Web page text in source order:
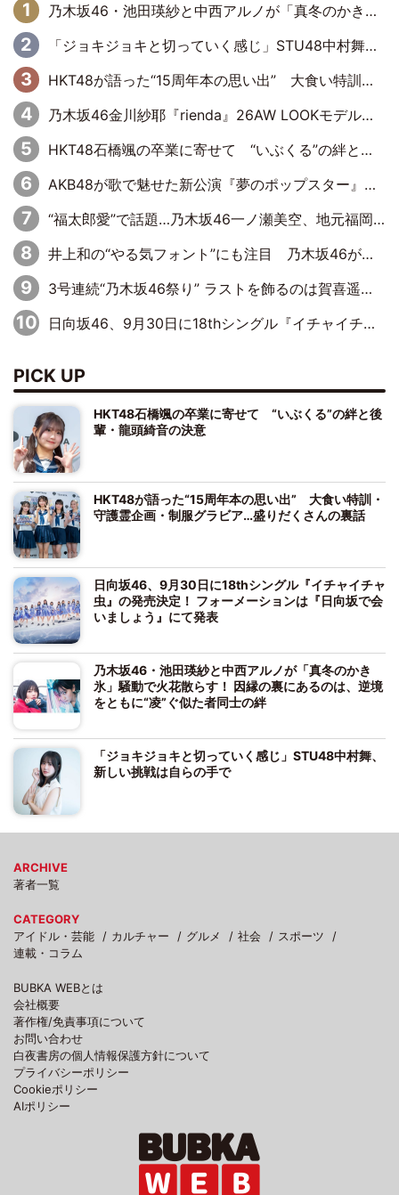
乃木坂46・池田瑛紗と中西アルノが「真冬のかき氷」騒動で火花散らす！ 因縁の裏にあるのは、逆境をともに“凌”ぐ似た者同士の絆
「ジョキジョキと切っていく感じ」STU48中村舞、新しい挑戦は自らの手で
HKT48が語った“15周年本の思い出” 大食い特訓・守護霊企画・制服グラビア…盛りだくさんの裏話
乃木坂46金川紗耶『rienda』26AW LOOKモデルに就任
HKT48石橋颯の卒業に寄せて “いぶくる”の絆と後輩・龍頭綺音の決意
AKB48が歌で魅せた新公演『夢のポップスター』 初日から全身全霊のステージ
“福太郎愛”で話題…乃木坂46一ノ瀬美空、地元福岡『めんべい25周年トップサポーター』に就任
井上和の“やる気フォント”にも注目 乃木坂46が挑んだ書道パフォーマンスの舞台裏
3号連続“乃木坂46祭り” ラストを飾るのは賀喜遥香…5年ぶりの登場に「5年分大人になった私を見ていただけたら」
日向坂46、9月30日に18thシングル『イチャイチャ虫』の発売決定！ フォーメーションは『日向坂で会いましょう』にて発表
PICK UP
HKT48石橋颯の卒業に寄せて “いぶくる”の絆と後
輩・龍頭綺音の決意
HKT48が語った“15周年本の思い出” 大食い特訓・
守護霊企画・制服グラビア…盛りだくさんの裏話
日向坂46、9月30日に18thシングル『イチャイチャ
虫』の発売決定！ フォーメーションは『日向坂で会
いましょう』にて発表
乃木坂46・池田瑛紗と中西アルノが「真冬のかき
氷」騒動で火花散らす！ 因縁の裏にあるのは、逆境
をともに“凌”ぐ似た者同士の絆
「ジョキジョキと切っていく感じ」STU48中村舞、
新しい挑戦は自らの手で
ARCHIVE
著者一覧
CATEGORY
アイドル・芸能
カルチャー グルメ 社会
スポーツ
連載・コラム
BUBKA WEBとは
会社概要
著作権/免責事項について
お問い合わせ
白夜書房の個人情報保護方針について
プライバシーポリシー
Cookieポリシー
AIポリシー